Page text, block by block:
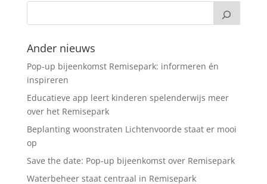
Ander nieuws
Pop-up bijeenkomst Remisepark: informeren én
inspireren
Educatieve app leert kinderen spelenderwijs meer
over het Remisepark
Beplanting woonstraten Lichtenvoorde staat er mooi
op
Save the date: Pop-up bijeenkomst over Remisepark
Waterbeheer staat centraal in Remisepark